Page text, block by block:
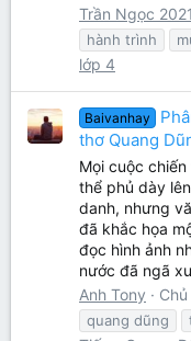
Trần Ngọc 2021
hành trình
lớp 4
Baivanhay
thơ Quang
Mọi cuộc
thể phủ dày
danh, nhưng
đã khắc họa
đọc hình ảnh
nước đã ngã
Anh Tony
quang dũng